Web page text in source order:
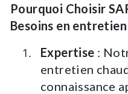
Pourquoi Choisir
Besoins en
Expertise :
entretien
connaissance